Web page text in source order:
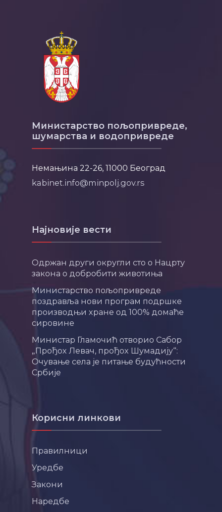
Министарство пољопривреде,
шумарства и водопривреде
Немањина 22-26, 11000 Београд
kabinet.info@minpolj.gov.rs
Најновије вести
Одржан други округли сто о Нацрту
закона о добробити животиња
Министарство пољопривреде
поздравља нови програм подршке
производњи хране од 100% домаће
сировине
Министар Гламочић отворио Сабор
„Прођох Левач, прођох Шумадију“:
Очување села је питање будућности
Србије
Корисни линкови
Правилници
Уредбе
Закони
Наредбе